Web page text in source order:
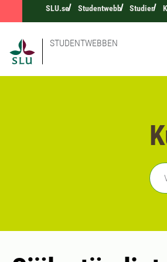
SLU.se Studentwebb Studier
STUDENTWEBBEN